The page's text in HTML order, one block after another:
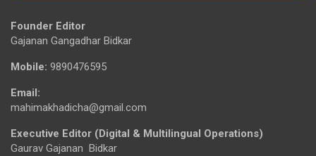
Founder Editor
Gajanan Gangadhar Bidkar
Mobile: 9890476595
Email:
mahimakhadicha@gmail.com
Executive Editor (Digital & Multilingual Operations)
Gaurav Gajanan Bidkar